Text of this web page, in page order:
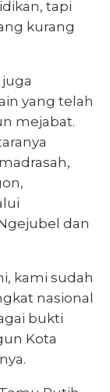
tapi
kurang
yang telah
mejabat.
dan
kami sudah
nasional
bukti
Kota